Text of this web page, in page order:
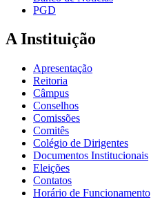
PGD
A Instituição
Apresentação
Reitoria
Câmpus
Conselhos
Comissões
Comitês
Colégio de Dirigentes
Documentos Institucionais
Eleições
Contatos
Horário de Funcionamento